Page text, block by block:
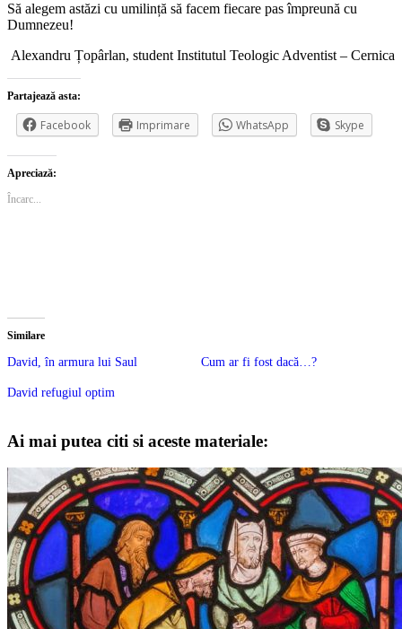
Să alegem astăzi cu umilință să facem fiecare pas împreună cu
Dumnezeu!
Alexandru Țopârlan, student Institutul Teologic Adventist – Cernica
Partajează asta:
Facebook Imprimare WhatsApp Skype
Apreciază:
Încarc...
Similare
David, în armura lui Saul Cum ar fi fost dacă…?
David refugiul optim
Ai mai putea citi si aceste materiale: